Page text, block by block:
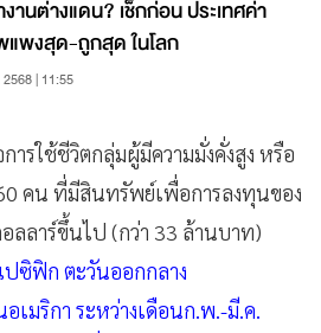
านต่างแดน? เช็กก่อน ประเทศค่า
แพงสุด-ถูกสุด ในโลก
| 11:55
ารใช้ชีวิตกลุ่มผู้มีความมั่งคั่งสูง หรือ
คน ที่มีสินทรัพย์เพื่อการลงทุนของ
ลลาร์ขึ้นไป (กว่า 33 ล้านบาท)
ปซิฟิก ตะวันออกกลาง
เมริกา ระหว่างเดือนก.พ.-มี.ค.